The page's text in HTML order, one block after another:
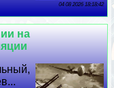
04 08 2026 18:18:42
на